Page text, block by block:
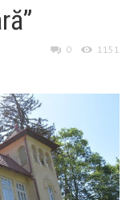
0 1151